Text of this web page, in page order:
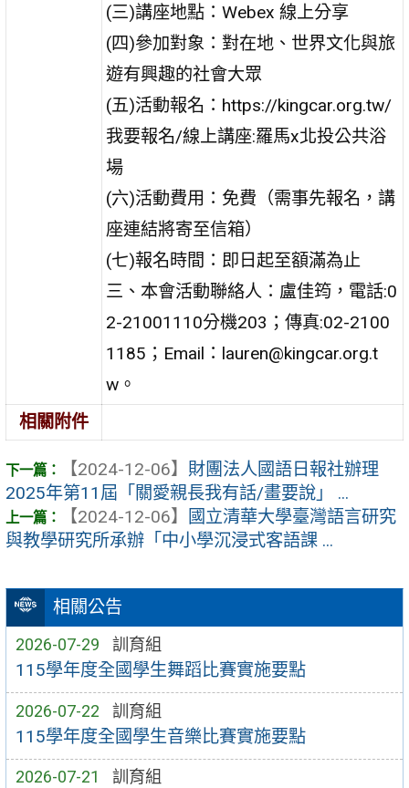
相關公告
2026-07-29 訓育組
115學年度全國學生舞蹈比賽實施要點
2026-07-22 訓育組
115學年度全國學生音樂比賽實施要點
2026-07-21 訓育組
(三)講座地點：Webex 線上分享
(四)參加對象：對在地、世界文化與旅
遊有興趣的社會大眾
(五)活動報名：https://kingcar.org.tw/
我要報名/線上講座:羅馬x北投公共浴
場
(六)活動費用：免費（需事先報名，講
座連結將寄至信箱）
(七)報名時間：即日起至額滿為止
三、本會活動聯絡人：盧佳筠，電話:0
2-21001110分機203；傳真:02-2100
1185；Email：lauren@kingcar.org.t
w。
相關附件
【2024-12-06】 財團法人國語日報社辦理
2025年第11屆「關愛親長我有話/畫要說」 ...
【2024-12-06】
國立清華大學臺灣語言研究
與教學研究所承辦「中小學沉浸式客語課 ...